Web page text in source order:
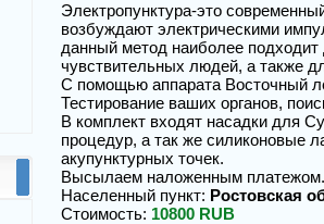
Электропунктура-это
возбуждают электрическими
данный метод наиболее
чувствительных людей, а также
С помощью аппарата Восточный
Тестирование ваших органов,
В комплект входят насадки для
процедур, а так же силиконовые
акупунктурных точек.
Высылаем наложенным платежом.
Населенный пункт: Ростовская
Стоимость: 10800 RUB